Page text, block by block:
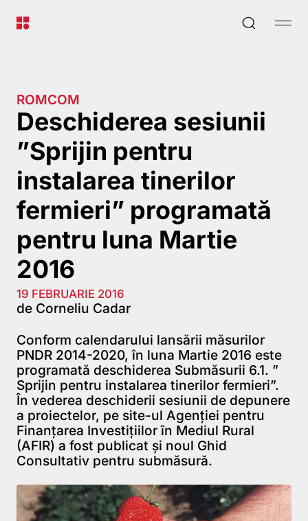
ROMCOM
Deschiderea sesiunii
”Sprijin pentru
instalarea tinerilor
fermieri” programată
pentru luna Martie
2016
19 FEBRUARIE 2016
de Corneliu Cadar
Conform calendarului lansării măsurilor
PNDR 2014-2020, în luna Martie 2016 este
programată deschiderea Submăsurii 6.1. ”
Sprijin pentru instalarea tinerilor fermieri”.
În vederea deschiderii sesiunii de depunere
a proiectelor, pe site-ul Agenției pentru
Finanțarea Investițiilor în Mediul Rural
(AFIR) a fost publicat și noul Ghid
Consultativ pentru submăsură.